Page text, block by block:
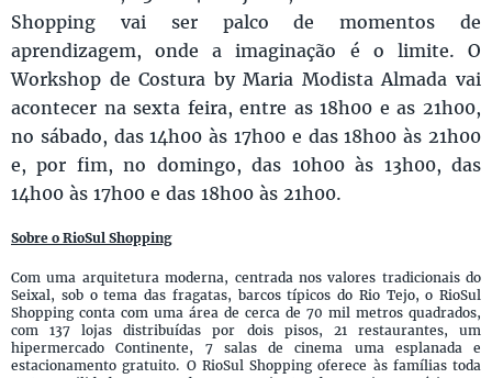
Shopping vai ser palco de momentos de
aprendizagem, onde a imaginação é o limite. O
Workshop de Costura by Maria Modista Almada vai
acontecer na sexta feira, entre as 18h00 e as 21h00,
no sábado, das 14h00 às 17h00 e das 18h00 às 21h00
e, por fim, no domingo, das 10h00 às 13h00, das
14h00 às 17h00 e das 18h00 às 21h00.
Sobre o RioSul Shopping
Com uma arquitetura moderna, centrada nos valores tradicionais do
Seixal, sob o tema das fragatas, barcos típicos do Rio Tejo, o RioSul
Shopping conta com uma área de cerca de 70 mil metros quadrados,
com 137 lojas distribuídas por dois pisos, 21 restaurantes, um
hipermercado Continente, 7 salas de cinema uma esplanada e
estacionamento gratuito. O RioSul Shopping oferece às famílias toda